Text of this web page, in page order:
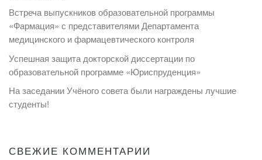
Встреча выпускников образовательной программы
«Фармация» с представителями Департамента
медицинского и фармацевтического контроля
Успешная защита докторской диссертации по
образовательной программе «Юриспруденция»
На заседании Учёного совета были награждены лучшие
студенты!
СВЕЖИЕ КОММЕНТАРИИ